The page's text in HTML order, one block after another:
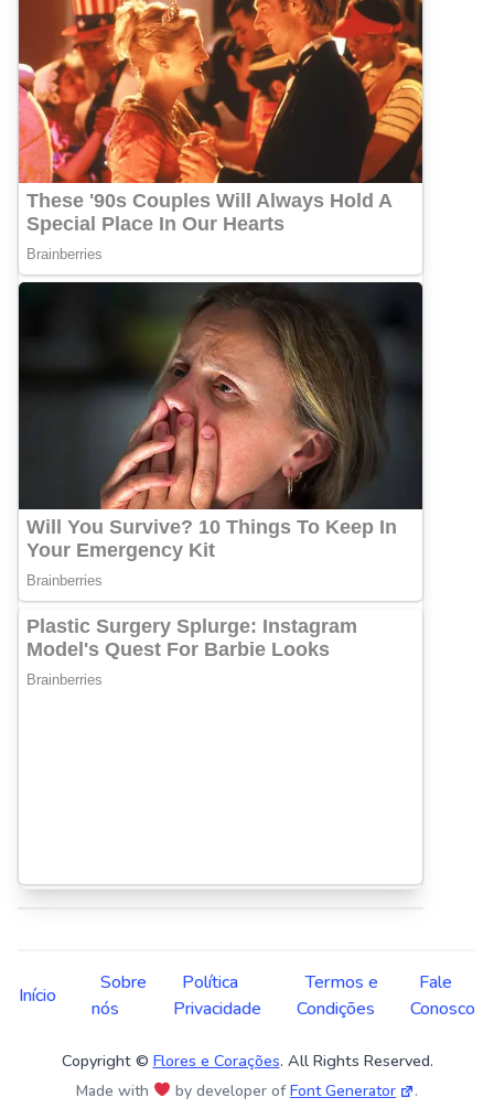
Início
Sobre
nós
Política
Privacidade
Termos e
Condições
Fale
Conosco
Copyright © Flores e Corações. All Rights Reserved.
Made with by developer ofFont Generator .